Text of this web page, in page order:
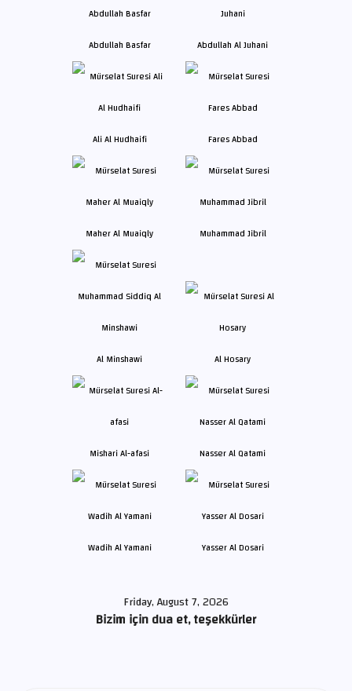
Abdullah Basfar Abdullah Al Juhani
Ali Al Hudhaifi Fares Abbad
Maher Al Muaiqly Muhammad Jibril
Al Minshawi Al Hosary
Mishari Al-afasi Nasser Al Qatami
Wadih Al Yamani Yasser Al Dosari
Friday, August 7, 2026
Bizim için dua et, teşekkürler